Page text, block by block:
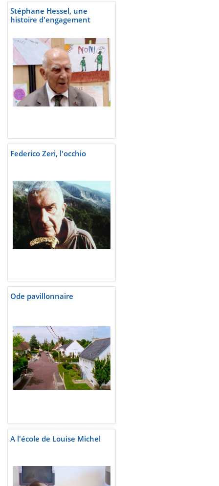
Stéphane Hessel, une
histoire d'engagement
Federico Zeri, l'occhio
Ode pavillonnaire
A l'école de Louise Michel